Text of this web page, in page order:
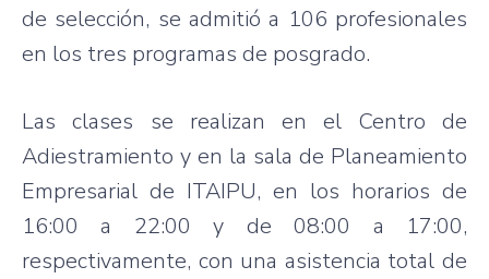
de selección, se admitió a 106 profesionales
en los tres programas de posgrado.
Las clases se realizan en el Centro de
Adiestramiento y en la sala de Planeamiento
Empresarial de ITAIPU, en los horarios de
16:00 a 22:00 y de 08:00 a 17:00,
respectivamente, con una asistencia total de